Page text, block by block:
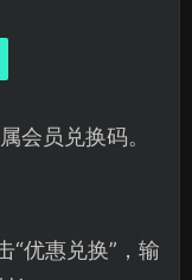
会员兑换码。
“优惠兑换”，输